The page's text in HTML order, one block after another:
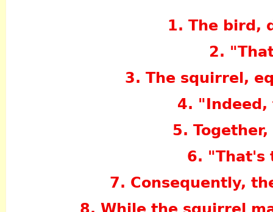
1. The bird,
2.
3. The squirrel,
4.
5.
6. "That's
7. Consequently,